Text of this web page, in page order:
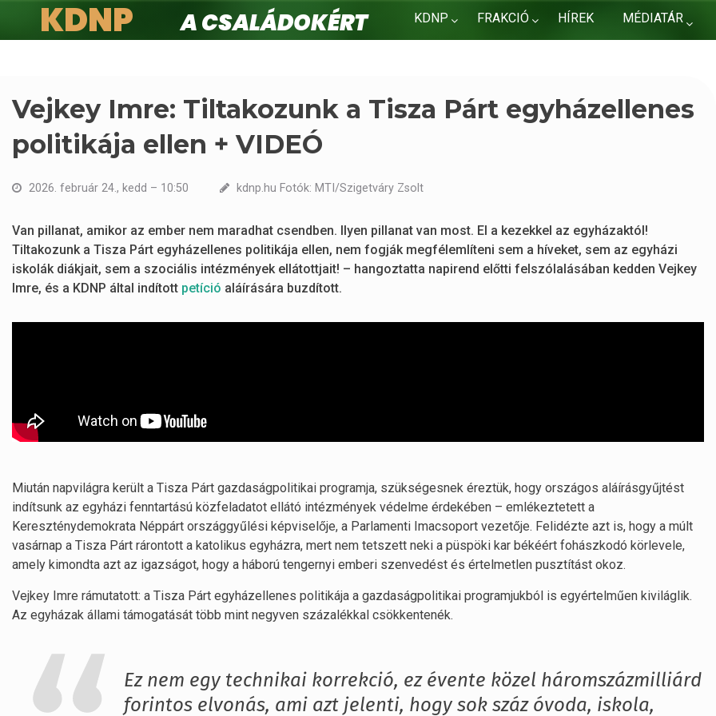
KDNP FRAKCIÓ HÍREK MÉDIATÁR
KDNP
A családokért.
Vejkey Imre: Tiltakozunk a Tisza Párt egyházellenes
politikája ellen + VIDEÓ
2026. február 24., kedd – 10:50 kdnp.hu Fotók: MTI/Szigetváry Zsolt
Van pillanat, amikor az ember nem maradhat csendben. Ilyen pillanat van most. El a kezekkel az egyházaktól!
Tiltakozunk a Tisza Párt egyházellenes politikája ellen, nem fogják megfélemlíteni sem a híveket, sem az egyházi
iskolák diákjait, sem a szociális intézmények ellátottjait! – hangoztatta napirend előtti felszólalásában kedden Vejkey
Imre, és a KDNP által indított petíció aláírására buzdított.
Miután napvilágra került a Tisza Párt gazdaságpolitikai programja, szükségesnek éreztük, hogy országos aláírásgyűjtést
indítsunk az egyházi fenntartású közfeladatot ellátó intézmények védelme érdekében – emlékeztetett a
Kereszténydemokrata Néppárt országgyűlési képviselője, a Parlamenti Imacsoport vezetője. Felidézte azt is, hogy a múlt
vasárnap a Tisza Párt rárontott a katolikus egyházra, mert nem tetszett neki a püspöki kar békéért fohászkodó körlevele,
amely kimondta azt az igazságot, hogy a háború tengernyi emberi szenvedést és értelmetlen pusztítást okoz.
Vejkey Imre rámutatott: a Tisza Párt egyházellenes politikája a gazdaságpolitikai programjukból is egyértelműen kiviláglik.
Az egyházak állami támogatását több mint negyven százalékkal csökkentenék.
Ez nem egy technikai korrekció, ez évente közel háromszázmilliárd
forintos elvonás, ami azt jelenti, hogy sok száz óvoda, iskola,